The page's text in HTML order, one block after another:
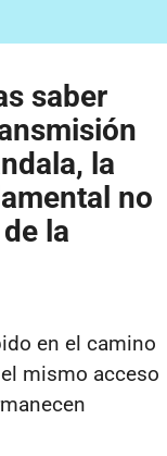
saber
la
no
la
en el camino
mismo acceso